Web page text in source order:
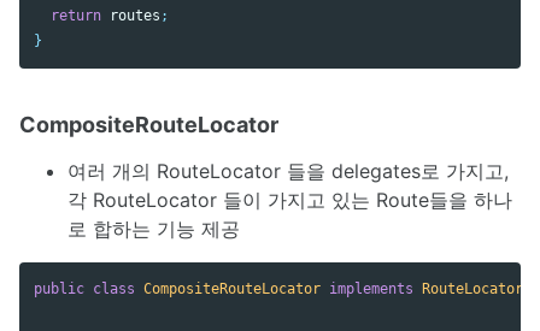
return
routes ;
}
CompositeRouteLocator
여러 개의 RouteLocator 들을 delegates로 가지고,
각 RouteLocator 들이 가지고 있는 Route들을 하나
로 합하는 기능 제공
public class CompositeRouteLocator implements RouteLocator